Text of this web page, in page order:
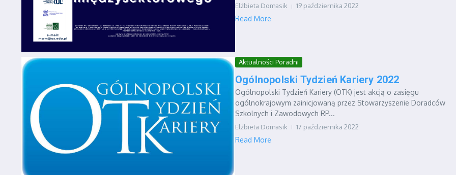
Elżbieta Domasik 19 października 2022
Read More
Aktualności Poradni
Ogólnopolski Tydzień Kariery 2022
Ogólnopolski Tydzień Kariery (OTK) jest akcją o zasięgu
ogólnokrajowym zainicjowaną przez Stowarzyszenie Doradców
Szkolnych i Zawodowych RP...
Elżbieta Domasik 17 października 2022
Read More